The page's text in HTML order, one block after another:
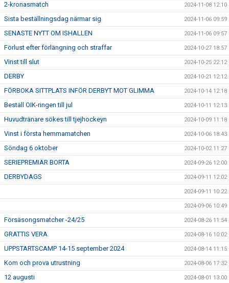
2-kronasmatch 2024-11-08 12:10
Sista beställningsdag närmar sig 2024-11-06 09:59
SENASTE NYTT OM ISHALLEN 2024-11-06 09:57
Förlust efter förlängning och straffar 2024-10-27 18:57
Vinst till slut 2024-10-25 22:12
DERBY 2024-10-21 12:12
FÖRBOKA SITTPLATS INFÖR DERBYT MOT GLIMMA 2024-10-14 12:18
Beställ OIK-ringen till jul 2024-10-11 12:13
Huvudtränare sökes till tjejhockeyn 2024-10-09 11:18
Vinst i första hemmamatchen 2024-10-06 18:43
Söndag 6 oktober 2024-10-02 11:27
SERIEPREMIÄR BORTA 2024-09-26 12:00
DERBYDAGS 2024-09-11 12:02
2024-09-11 10:22
2024-09-06 10:49
Försäsongsmatcher -24/25 2024-08-26 11:54
GRATTIS VERA 2024-08-16 10:02
UPPSTARTSCAMP 14-15 september 2024 2024-08-14 11:15
Kom och prova utrustning 2024-08-06 17:32
12 augusti 2024-08-01 13:00